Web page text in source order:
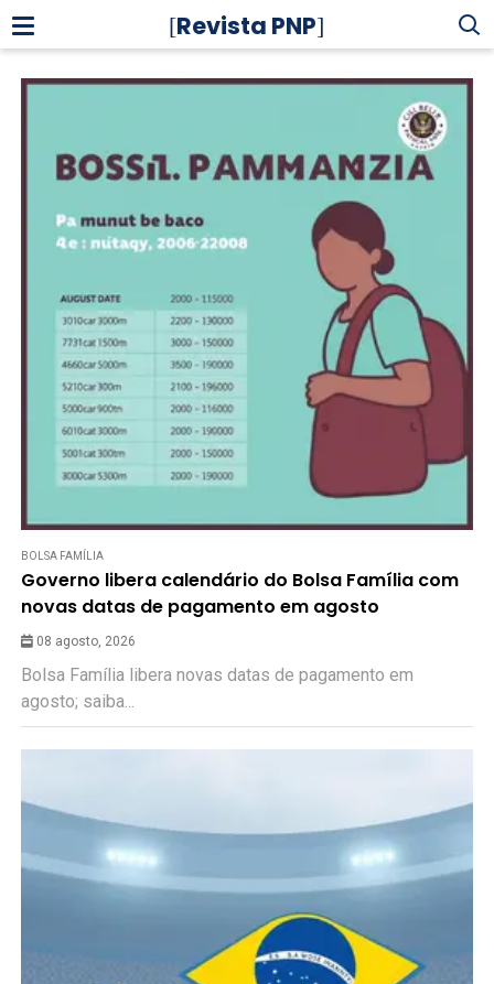
Revista PNP
BOLSA FAMÍLIA
Governo libera calendário do Bolsa Família com
novas datas de pagamento em agosto
08 agosto, 2026
Bolsa Família libera novas datas de pagamento em
agosto; saiba...